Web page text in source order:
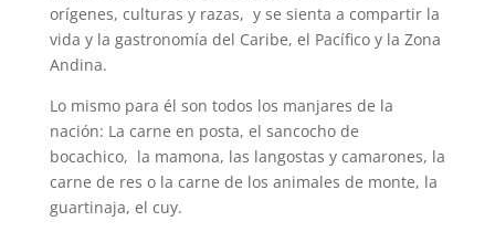
orígenes, culturas y razas, y se sienta a compartir la
vida y la gastronomía del Caribe, el Pacífico y la Zona
Andina.
Lo mismo para él son todos los manjares de la
nación: La carne en posta, el sancocho de
bocachico, la mamona, las langostas y camarones, la
carne de res o la carne de los animales de monte, la
guartinaja, el cuy.